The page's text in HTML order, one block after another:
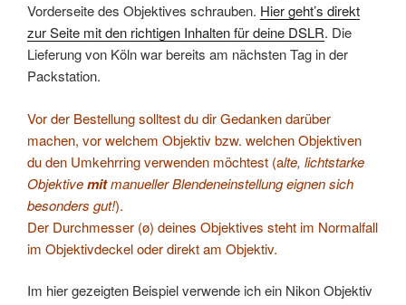
Vorderseite des Objektives schrauben. Hier geht’s direkt
zur Seite mit den richtigen Inhalten für deine DSLR. Die
Lieferung von Köln war bereits am nächsten Tag in der
Packstation.
Vor der Bestellung solltest du dir Gedanken darüber
machen, vor welchem Objektiv bzw. welchen Objektiven
du den Umkehrring verwenden möchtest (alte, lichtstarke
Objektivemitmanueller Blendeneinstellung eignen sich
besonders gut!).
Der Durchmesser (ø) deines Objektives steht im Normalfall
im Objektivdeckel oder direkt am Objektiv.
Im hier gezeigten Beispiel verwende ich ein Nikon Objektiv